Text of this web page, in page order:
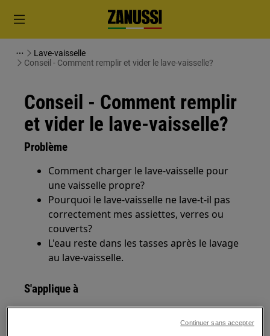
Lave-vaisselle
Conseil - Comment remplir et vider le lave-vaisselle?
Conseil - Comment remplir
et vider le lave-vaisselle?
Problème
Comment charger le lave-vaisselle pour
une vaisselle propre?
Pourquoi le lave-vaisselle ne lave-t-il pas
correctement mes assiettes, verres ou
couverts?
L'eau reste dans les tasses après le lavage
au lave-vaisselle.
S'applique à
Lave-vaisselle
Continuer sans accepter